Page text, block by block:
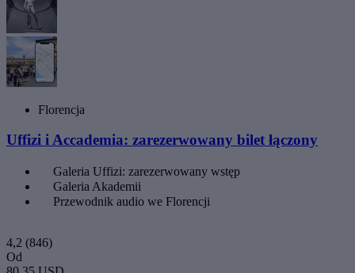
Florencja
Uffizi i Accademia: zarezerwowany bilet łączony
Galeria Uffizi: zarezerwowany wstęp
Galeria Akademii
Przewodnik audio we Florencji
4,2 (846)
Od